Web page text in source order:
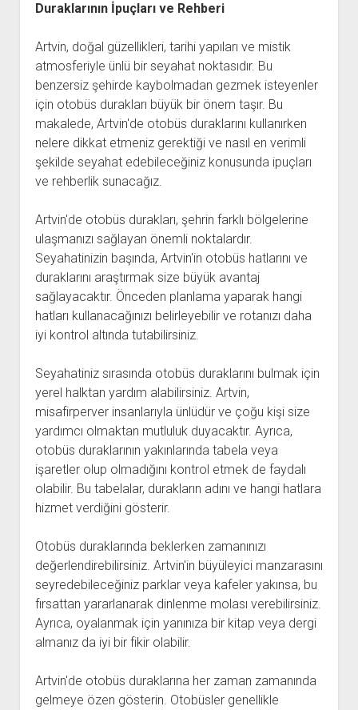
Duraklarının İpuçları ve Rehberi
Artvin, doğal güzellikleri, tarihi yapıları ve mistik
atmosferiyle ünlü bir seyahat noktasıdır. Bu
benzersiz şehirde kaybolmadan gezmek isteyenler
için otobüs durakları büyük bir önem taşır. Bu
makalede, Artvin'de otobüs duraklarını kullanırken
nelere dikkat etmeniz gerektiği ve nasıl en verimli
şekilde seyahat edebileceğiniz konusunda ipuçları
ve rehberlik sunacağız.
Artvin'de otobüs durakları, şehrin farklı bölgelerine
ulaşmanızı sağlayan önemli noktalardır.
Seyahatinizin başında, Artvin'in otobüs hatlarını ve
duraklarını araştırmak size büyük avantaj
sağlayacaktır. Önceden planlama yaparak hangi
hatları kullanacağınızı belirleyebilir ve rotanızı daha
iyi kontrol altında tutabilirsiniz.
Seyahatiniz sırasında otobüs duraklarını bulmak için
yerel halktan yardım alabilirsiniz. Artvin,
misafirperver insanlarıyla ünlüdür ve çoğu kişi size
yardımcı olmaktan mutluluk duyacaktır. Ayrıca,
otobüs duraklarının yakınlarında tabela veya
işaretler olup olmadığını kontrol etmek de faydalı
olabilir. Bu tabelalar, durakların adını ve hangi hatlara
hizmet verdiğini gösterir.
Otobüs duraklarında beklerken zamanınızı
değerlendirebilirsiniz. Artvin'in büyüleyici manzarasını
seyredebileceğiniz parklar veya kafeler yakınsa, bu
fırsattan yararlanarak dinlenme molası verebilirsiniz.
Ayrıca, oyalanmak için yanınıza bir kitap veya dergi
almanız da iyi bir fikir olabilir.
Artvin'de otobüs duraklarına her zaman zamanında
gelmeye özen gösterin. Otobüsler genellikle